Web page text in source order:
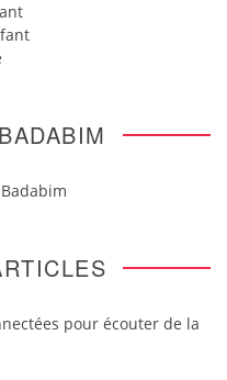
pour écouter de la